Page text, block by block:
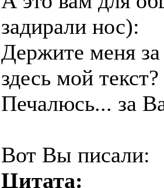
задирали нос):
Держите меня
здесь мой текст?
Печалюсь... за
Вот Вы писали:
Цитата: